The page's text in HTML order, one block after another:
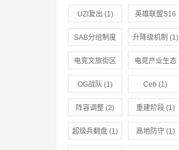
UZI复出 (1) 英雄联盟S16
赛季 (1)
SAB分组制度
(1)
升降级机制 (1)
电竞文旅街区
(1)
电竞产业生态
OG战队 (1) Ceb (1)
阵容调整 (2) 重建阶段(1)
超级兵翻盘 (1) 高地防守(1)